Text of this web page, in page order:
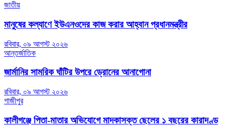
জাতীয়
মানুষের কল্যাণে ইউএনওদের কাজ করার আহ্বান প্রধানমন্ত্রীর
রবিবার, ০৯ আগস্ট ২০২৬
আন্তর্জাতিক
জার্মানির সামরিক ঘাঁটির উপরে ড্রোনের আনাগোনা
রবিবার, ০৯ আগস্ট ২০২৬
গাজীপুর
কালীগঞ্জে পিতা-মাতার অভিযোগে মাদকাসক্ত ছেলের ১ বছরের কারাদণ্ড